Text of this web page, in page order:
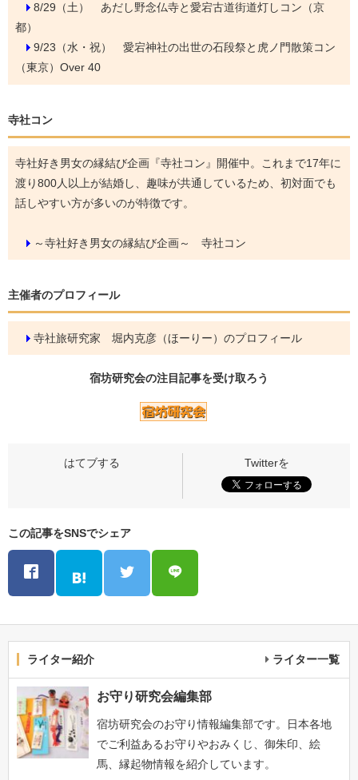
8/29（土） あだし野念仏寺と愛宕古道街道灯しコン（京
都）
9/23（水・祝） 愛宕神社の出世の石段祭と虎ノ門散策コン
（東京）Over 40
寺社コン
寺社好き男女の縁結び企画『寺社コン』開催中。これまで17年に
渡り800人以上が結婚し、趣味が共通しているため、初対面でも
話しやすい方が多いのが特徴です。
～寺社好き男女の縁結び企画～ 寺社コン
主催者のプロフィール
寺社旅研究家 堀内克彦（ほーりー）のプロフィール
宿坊研究会の注目記事を受け取ろう
この記事をSNSでシェア
ライター紹介 ライター一覧
お守り研究会編集部
宿坊研究会のお守り情報編集部です。日本各地
でご利益あるお守りやおみくじ、御朱印、絵
馬、縁起物情報を紹介しています。